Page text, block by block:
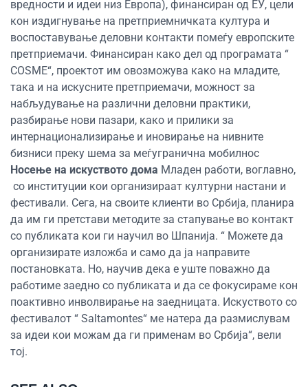
вредности и идеи низ Европа), финансиран од ЕУ, цели
кон издигнување на претприемничката култура и
воспоставување деловни контакти помеѓу европските
претприемачи. Финансиран како дел од програмата “
COSME“, проектот им овозможува како на младите,
така и на искусните претприемачи, можност за
набљудување на различни деловни практики,
разбирање нови пазари, како и прилики за
интернационализирање и иновирање на нивните
бизниси преку шема за меѓугранична мобилнос
Носење на искуството дома Младен работи, воглавно,
со институции кои организираат културни настани и
фестивали. Сега, на своите клиенти во Србија, планира
да им ги претстави методите за стапување во контакт
со публиката кои ги научил во Шпанија. “ Можете да
организирате изложба и само да ја направите
постановката. Но, научив дека е уште поважно да
работиме заедно со публиката и да се фокусираме кон
поактивно инволвирање на заедницата. Искуството со
фестивалот “ Saltamontes“ ме натера да размислувам
за идеи кои можам да ги применам во Србија“, вели
тој.